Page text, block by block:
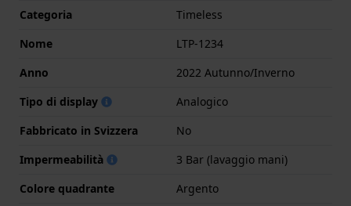
Categoria
Timeless
Nome
LTP-1234
Anno
2022 Autunno/Inverno
Tipo di display
Analogico
Fabbricato in Svizzera
No
Impermeabilità
3 Bar (lavaggio mani)
Colore quadrante
Argento